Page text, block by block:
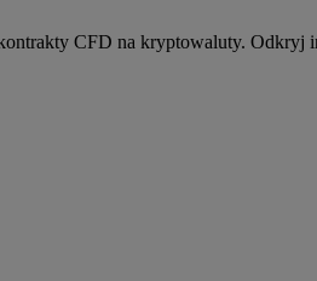
CFD na kryptowaluty. Odkryj